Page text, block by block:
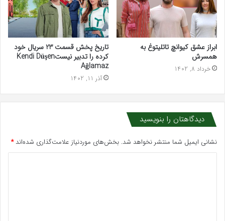
ابراز عشق کیوانچ تاتلیتوغ به
همسرش
خرداد 8, 1402
تاریخ پخش قسمت 23 سریال خود
کرده را تدبیر نیستKendi Düşen
Ağlamaz
آذر 11, 1402
دیدگاهتان را بنویسید
نشانی ایمیل شما منتشر نخواهد شد. بخش‌های موردنیاز علامت‌گذاری شده‌اند*